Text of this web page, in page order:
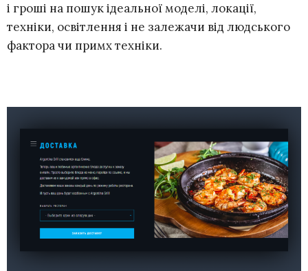
і гроші на пошук ідеальної моделі, локації,
техніки, освітлення і не залежачи від людського
фактора чи примх техніки.